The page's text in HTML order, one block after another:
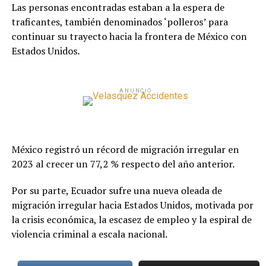
Las personas encontradas estaban a la espera de
traficantes, también denominados ‘polleros’ para
continuar su trayecto hacia la frontera de México con
Estados Unidos.
ANUNCIO
México registró un récord de migración irregular en
2023 al crecer un 77,2 % respecto del año anterior.
Por su parte, Ecuador sufre una nueva oleada de
migración irregular hacia Estados Unidos, motivada por
la crisis económica, la escasez de empleo y la espiral de
violencia criminal a escala nacional.